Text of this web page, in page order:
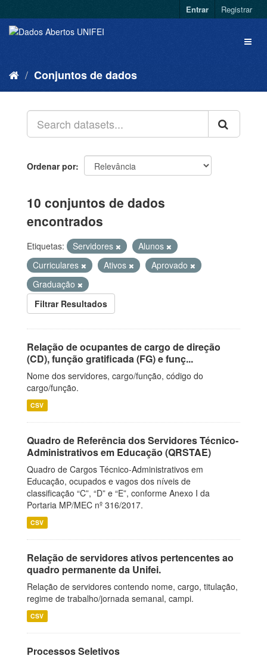
Entrar Registrar
Conjuntos de dados
Ordenar por
10 conjuntos de dados
encontrados
Etiquetas: Servidores
Alunos
Curriculares
Ativos
Aprovado
Graduação
Filtrar Resultados
Relação de ocupantes de cargo de direção
(CD), função gratificada (FG) e funç...
Nome dos servidores, cargo/função, código do
cargo/função.
CSV
Quadro de Referência dos Servidores Técnico-
Administrativos em Educação (QRSTAE)
Quadro de Cargos Técnico-Administrativos em
Educação, ocupados e vagos dos níveis de
classificação “C”, “D” e “E”, conforme Anexo I da
Portaria MP/MEC nº 316/2017.
CSV
Relação de servidores ativos pertencentes ao
quadro permanente da Unifei.
Relação de servidores contendo nome, cargo, titulação,
regime de trabalho/jornada semanal, campi.
CSV
Processos Seletivos